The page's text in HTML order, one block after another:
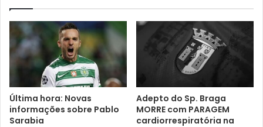
e
e
r
e
ç
o
Última hora: Novas
informações sobre Pablo
Sarabia
Adepto do Sp. Braga
MORRE com PARAGEM
cardiorrespiratória na